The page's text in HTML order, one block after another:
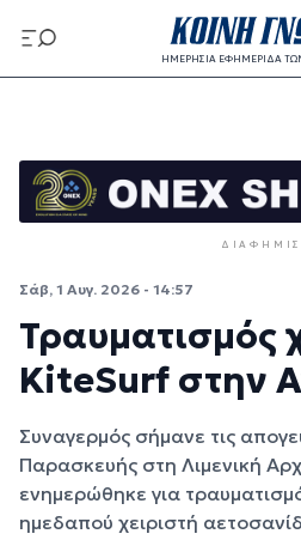
Παράκαμψη προς το κυρίως
ΗΜΕΡΗΣΙΑ ΕΦΗΜΕΡΙΔΑ
Σάβ, 1 Αυγ. 2026 - 14:57
Τραυματισμός
KiteSurf στην
Συναγερμός σήμανε τις
Παρασκευής στη Λιμενική
ενημερώθηκε για
ημεδαπού χειριστή